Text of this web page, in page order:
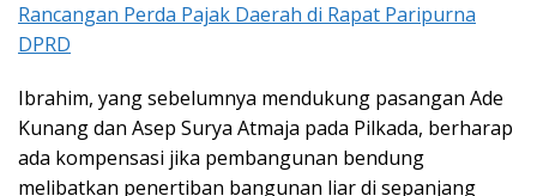
Rancangan Perda Pajak Daerah di Rapat Paripurna
DPRD
Ibrahim, yang sebelumnya mendukung pasangan Ade
Kunang dan Asep Surya Atmaja pada Pilkada, berharap
ada kompensasi jika pembangunan bendung
melibatkan penertiban bangunan liar di sepanjang